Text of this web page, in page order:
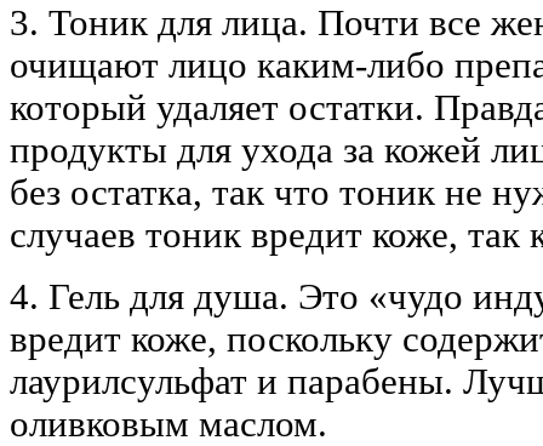
3. Тоник для лица. Почти все
очищают лицо каким-либо
который удаляет остатки.
продукты для ухода за кожей
без остатка, так что тоник не
случаев тоник вредит коже, так
4. Гель для душа. Это «чудо
вредит коже, поскольку
лаурилсульфат и парабены.
оливковым маслом.